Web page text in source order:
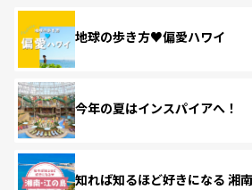
地球の歩き方♥偏愛ハワイ
今年の夏はインスパイアへ！
知れば知るほど好きになる 湘